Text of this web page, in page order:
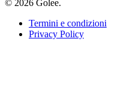
© 2026 Golee.
Termini e condizioni
Privacy Policy